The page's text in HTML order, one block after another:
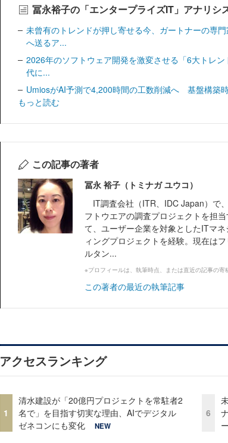
冨永裕子の「エンタープライズIT」アナリシ
未曾有のトレンドが押し寄せる今、ガートナーの専
へ送るア...
2026年のソフトウェア開発を激変させる「6大トレ
代に...
UmiosがAI予測で4,200時間の工数削減へ 基盤構築
もっと読む
この記事の著者
冨永 裕子（トミナガ ユウコ）
IT調査会社（ITR、IDC Japan）で
フトウエアの調査プロジェクトを担
て、ユーザー企業を対象としたITマ
ィングプロジェクトを経験。現在は
ルタン...
※プロフィールは、執筆時点、または直近の記事の寄
この著者の最近の執筆記事
アクセスランキング
1
清水建設が「20億円プロジェクトを常駐者2
名で」を目指す切実な理由、AIでデジタル
ゼネコンにも変化
NEW
6